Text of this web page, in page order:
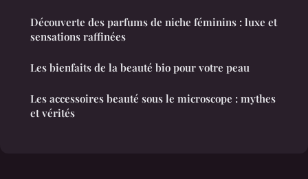
Découverte des parfums de niche féminins : luxe et
sensations raffinées
Les bienfaits de la beauté bio pour votre peau
Les accessoires beauté sous le microscope : mythes
et vérités